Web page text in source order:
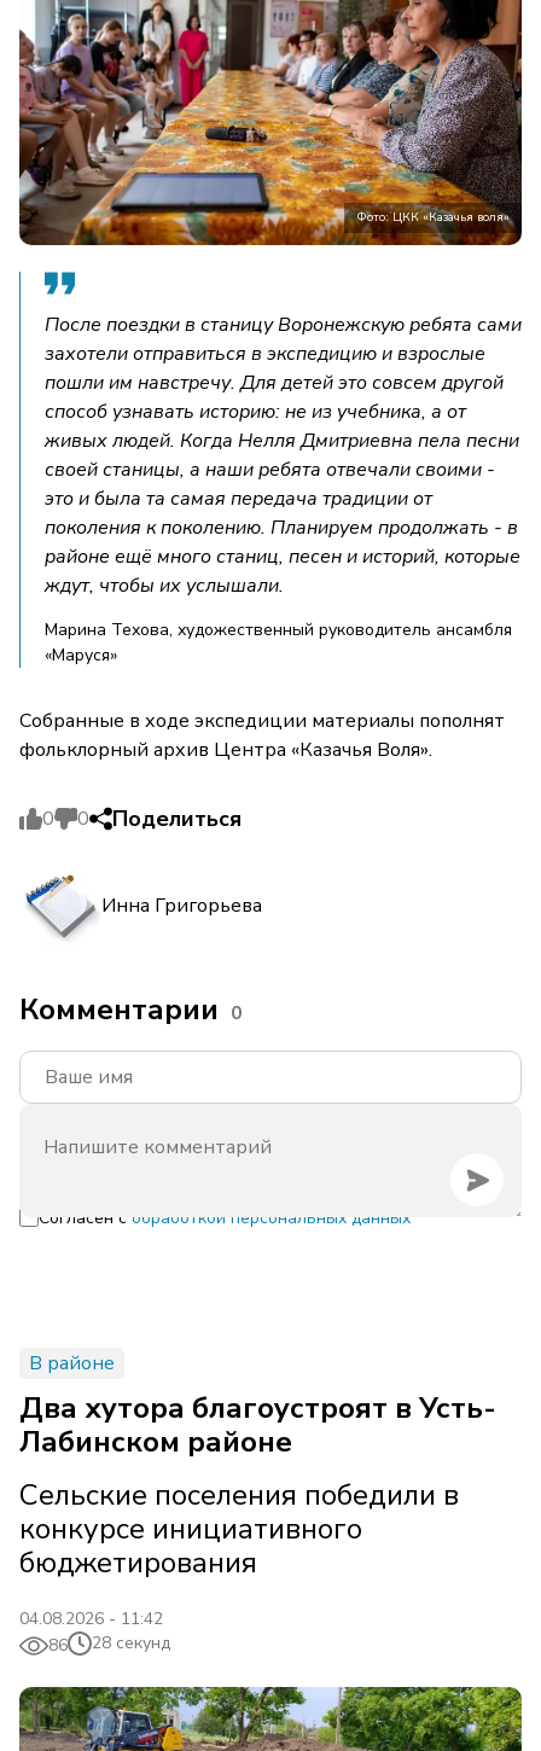
Фото: ЦКК «Казачья воля»
После поездки в станицу Воронежскую ребята сами
захотели отправиться в экспедицию и взрослые
пошли им навстречу. Для детей это совсем другой
способ узнавать историю: не из учебника, а от
живых людей. Когда Нелля Дмитриевна пела песни
своей станицы, а наши ребята отвечали своими -
это и была та самая передача традиции от
поколения к поколению. Планируем продолжать - в
районе ещё много станиц, песен и историй, которые
ждут, чтобы их услышали.
Марина Техова, художественный руководитель ансамбля
«Маруся»
Собранные в ходе экспедиции материалы пополнят
фольклорный архив Центра «Казачья Воля».
0 0 Поделиться
Инна Григорьева
Комментарии 0
Согласен с обработкой персональных данных
В районе
Два хутора благоустроят в Усть-
Лабинском районе
Сельские поселения победили в
конкурсе инициативного
бюджетирования
04.08.2026 - 11:42
86
28 секунд